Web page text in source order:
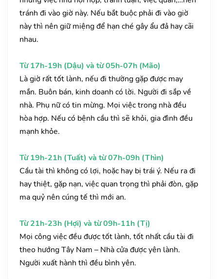
tránh đi vào giờ này. Nếu bắt buộc phải đi vào giờ
này thì nên giữ miệng để hạn ché gây ẩu đả hay cãi
nhau.
Từ 17h-19h (Dậu) và từ 05h-07h (Mão)
Là giờ rất tốt lành, nếu đi thường gặp được may
mắn. Buôn bán, kinh doanh có lời. Người đi sắp về
nhà. Phụ nữ có tin mừng. Mọi việc trong nhà đều
hòa hợp. Nếu có bệnh cầu thì sẽ khỏi, gia đình đều
mạnh khỏe.
Từ 19h-21h (Tuất) và từ 07h-09h (Thìn)
Cầu tài thì không có lợi, hoặc hay bị trái ý. Nếu ra đi
hay thiệt, gặp nạn, việc quan trọng thì phải đòn, gặp
ma quỷ nên cúng tế thì mới an.
Từ 21h-23h (Hợi) và từ 09h-11h (Tị)
Mọi công việc đều được tốt lành, tốt nhất cầu tài đi
theo hướng Tây Nam – Nhà cửa được yên lành.
Người xuất hành thì đều bình yên.